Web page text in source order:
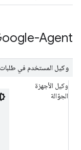
Agent
وكيل المستخدم في طلبات HTTP
وكيل الأجهزة
الجوّالة